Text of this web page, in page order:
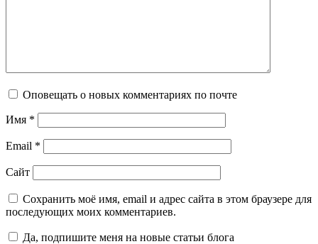
Оповещать о новых комментариях по почте
Имя *
Email *
Сайт
Сохранить моё имя, email и адрес сайта в этом браузере для
последующих моих комментариев.
Да, подпишите меня на новые статьи блога